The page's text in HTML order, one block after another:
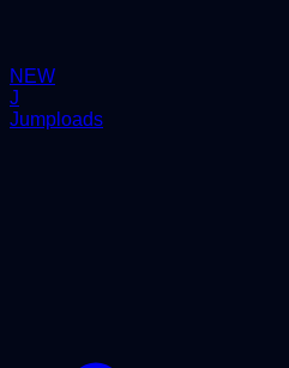
NEW
J
Jumploads